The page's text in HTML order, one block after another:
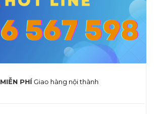
MIỄN PHÍGiao hàng nội thành